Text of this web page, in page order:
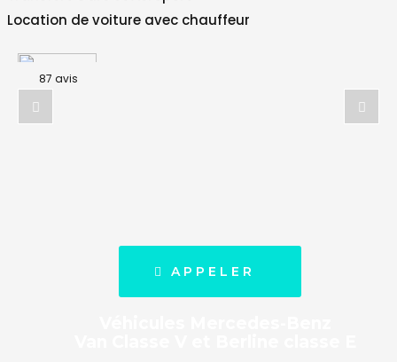
APPELER